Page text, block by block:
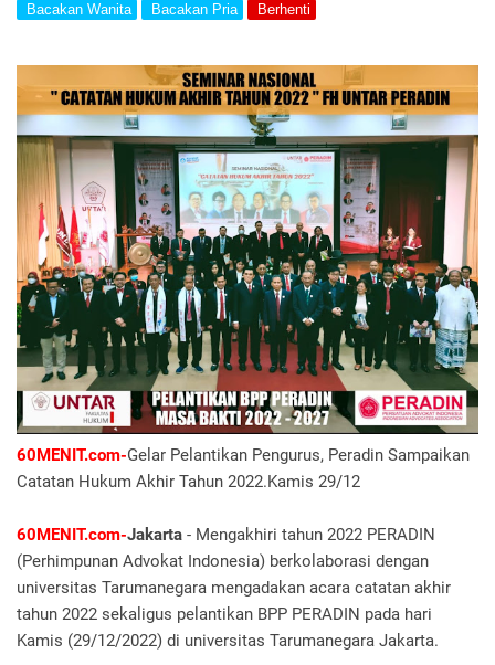
Bacakan Wanita Bacakan Pria Berhenti
60MENIT.com-Gelar Pelantikan Pengurus, Peradin Sampaikan
Catatan Hukum Akhir Tahun 2022.Kamis 29/12
60MENIT.com-Jakarta - Mengakhiri tahun 2022 PERADIN
(Perhimpunan Advokat Indonesia) berkolaborasi dengan
universitas Tarumanegara mengadakan acara catatan akhir
tahun 2022 sekaligus pelantikan BPP PERADIN pada hari
Kamis (29/12/2022) di universitas Tarumanegara Jakarta.